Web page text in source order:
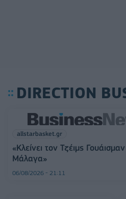
DIRECTION
allstarbasket.gr
«Κλείνει τον Τζέιμς
Μάλαγα»
06/08/2026 - 21:11